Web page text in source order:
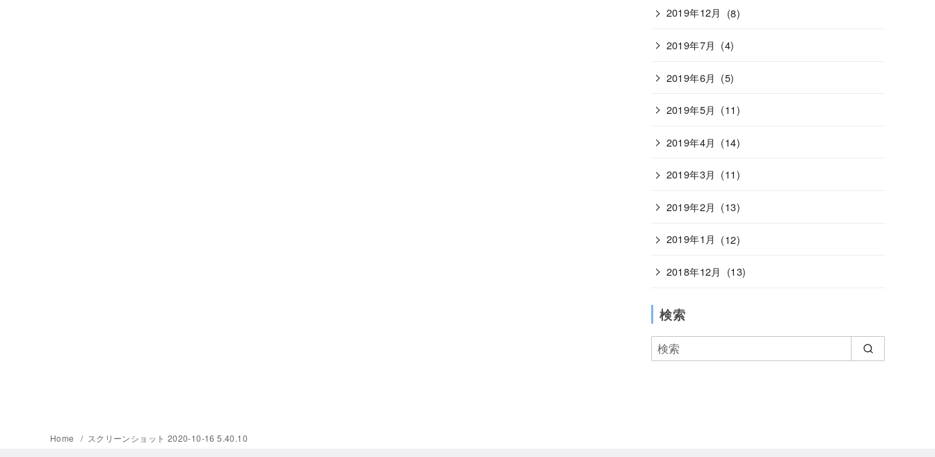
2019年12月 (8)
2019年7月 (4)
2019年6月 (5)
2019年5月 (11)
2019年4月 (14)
2019年3月 (11)
2019年2月 (13)
2019年1月 (12)
2018年12月 (13)
検索
Home スクリーンショット 2020-10-16 5.40.10